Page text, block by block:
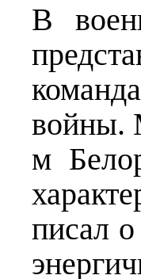
В
войны.
м
писал